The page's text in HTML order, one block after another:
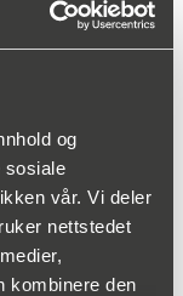
og
sosiale
vår. Vi deler
nettstedet
kombinere den
til 200
ml.
eller
og den
Har
inn.